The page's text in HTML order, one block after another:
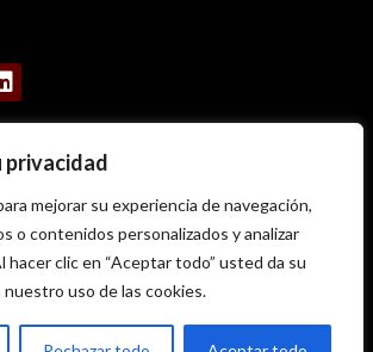
privacidad
mejorar su experiencia de navegación,
o contenidos personalizados y analizar
clic en “Aceptar todo” usted da su
uso de las cookies.